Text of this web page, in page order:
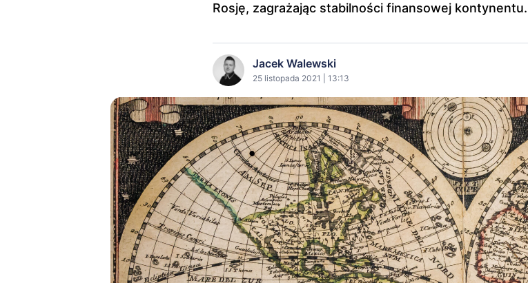
Rosję, zagrażając stabilności finansowej
Jacek Walewski
25 listopada 2021 | 13:13